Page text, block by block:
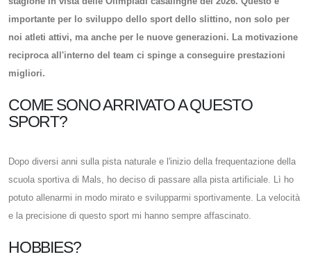
importante per lo sviluppo dello sport dello slittino, non solo per
noi atleti attivi, ma anche per le nuove generazioni. La motivazione
reciproca all'interno del team ci spinge a conseguire prestazioni
migliori.
COME SONO ARRIVATO A QUESTO
SPORT?
Dopo diversi anni sulla pista naturale e l'inizio della frequentazione della
scuola sportiva di Mals, ho deciso di passare alla pista artificiale. Lì ho
potuto allenarmi in modo mirato e svilupparmi sportivamente. La velocità
e la precisione di questo sport mi hanno sempre affascinato.
HOBBIES?